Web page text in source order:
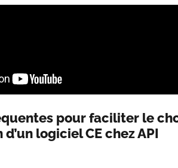
pour faciliter le
logiciel CE chez API